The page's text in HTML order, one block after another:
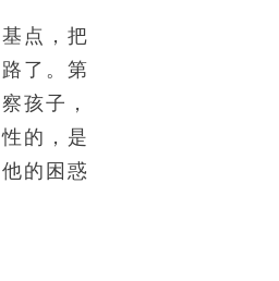
点，把
了。第
孩子，
的，是
的困惑